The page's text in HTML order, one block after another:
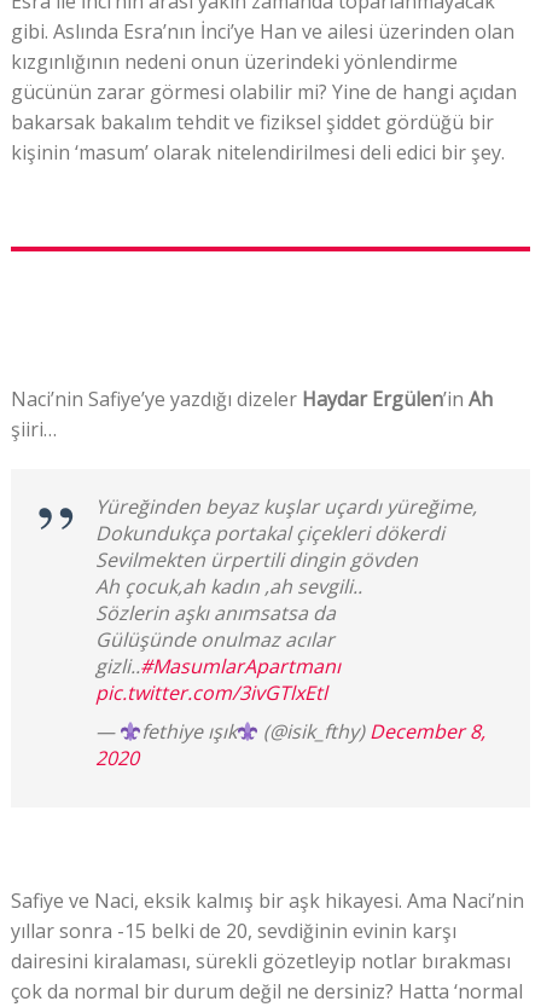
gibi. Aslında Esra’nın İnci’ye Han ve ailesi üzerinden olan
kızgınlığının nedeni onun üzerindeki yönlendirme
gücünün zarar görmesi olabilir mi? Yine de hangi açıdan
bakarsak bakalım tehdit ve fiziksel şiddet gördüğü bir
kişinin ‘masum’ olarak nitelendirilmesi deli edici bir şey.
Naci’nin Safiye’ye yazdığı dizeler Haydar Ergülen’in Ah
şiiri…
Yüreğinden beyaz kuşlar uçardı yüreğime,
Dokundukça portakal çiçekleri dökerdi
Sevilmekten ürpertili dingin gövden
Ah çocuk,ah kadın ,ah sevgili..
Sözlerin aşkı anımsatsa da
Gülüşünde onulmaz acılar
gizli..#MasumlarApartmanı
pic.twitter.com/3ivGTlxEtl
—
fethiye ışık (@isik_fthy)December 8,
2020
Safiye ve Naci, eksik kalmış bir aşk hikayesi. Ama Naci’nin
yıllar sonra -15 belki de 20, sevdiğinin evinin karşı
dairesini kiralaması, sürekli gözetleyip notlar bırakması
çok da normal bir durum değil ne dersiniz? Hatta ‘normal